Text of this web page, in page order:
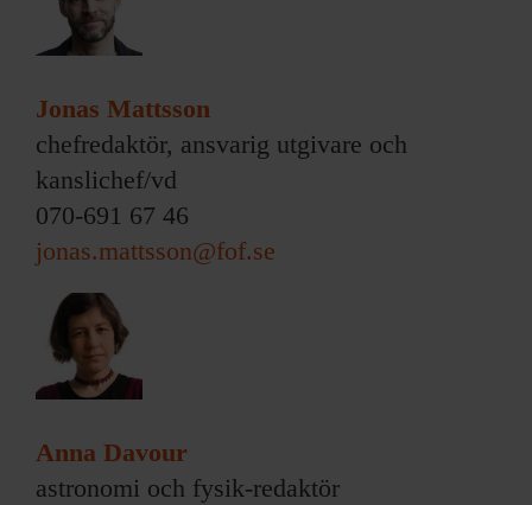
SHOP
KONTAKTA F&F
SKRIV I F&F
PRENUMERERA PÅ F&F
ANNONSERA I F&F
OM F&F
Jonas Mattsson
chefredaktör, ansvarig utgivare och
kanslichef/vd
070-691 67 46
jonas.mattsson@fof.se
Anna Davour
astronomi och fysik-redaktör